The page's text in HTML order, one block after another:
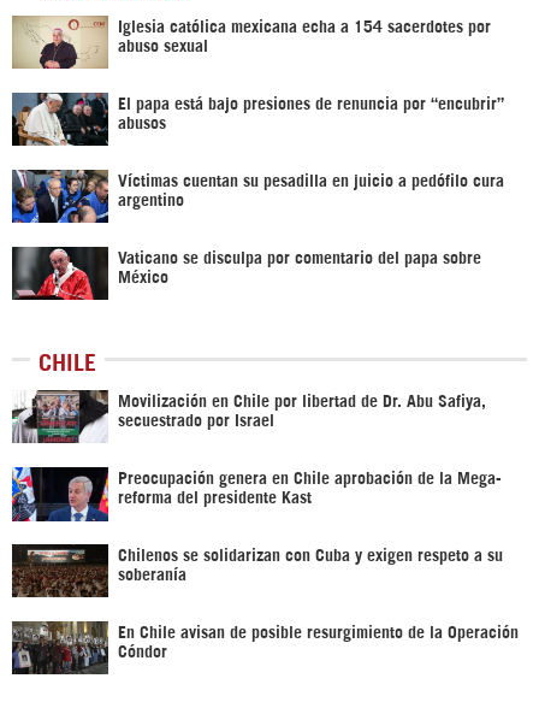
Iglesia católica mexicana echa a 154 sacerdotes por
abuso sexual
El papa está bajo presiones de renuncia por “encubrir”
abusos
Víctimas cuentan su pesadilla en juicio a pedófilo cura
argentino
Vaticano se disculpa por comentario del papa sobre
México
CHILE
Movilización en Chile por libertad de Dr. Abu Safiya,
secuestrado por Israel
Preocupación genera en Chile aprobación de la Mega-
reforma del presidente Kast
Chilenos se solidarizan con Cuba y exigen respeto a su
soberanía
En Chile avisan de posible resurgimiento de la Operación
Cóndor